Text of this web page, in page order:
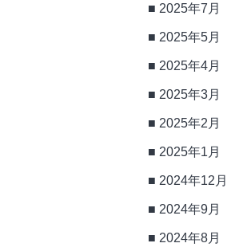
2025年7月
2025年5月
2025年4月
2025年3月
2025年2月
2025年1月
2024年12月
2024年9月
2024年8月